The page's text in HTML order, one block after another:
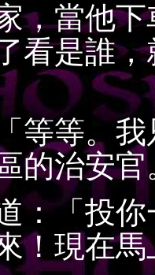
他下
看是誰
。我
的治安官
「投你
！現在